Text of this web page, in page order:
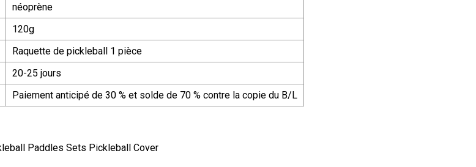
néoprène
120g
Raquette de pickleball 1 pièce
20-25 jours
Paiement anticipé de 30 % et solde de 70 % contre la copie du B/L